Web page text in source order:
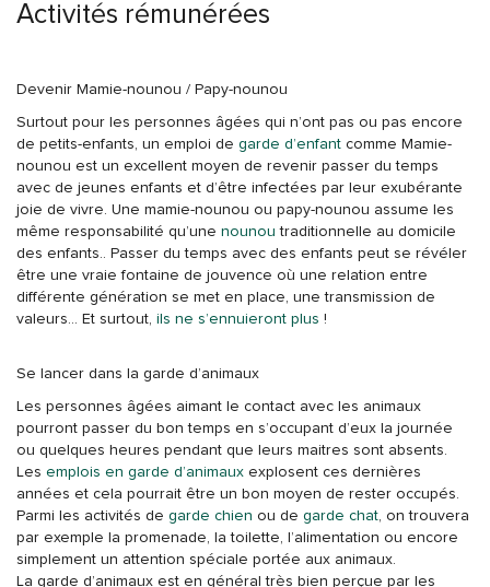
Activités rémunérées
Devenir Mamie-nounou / Papy-nounou
Surtout pour les personnes âgées qui n’ont pas ou pas encore
de petits-enfants, un emploi de garde d’enfant comme Mamie-
nounou est un excellent moyen de revenir passer du temps
avec de jeunes enfants et d’être infectées par leur exubérante
joie de vivre. Une mamie-nounou ou papy-nounou assume les
même responsabilité qu’une nounou traditionnelle au domicile
des enfants.. Passer du temps avec des enfants peut se révéler
être une vraie fontaine de jouvence où une relation entre
différente génération se met en place, une transmission de
valeurs… Et surtout, ils ne s’ennuieront plus !
Se lancer dans la garde d’animaux
Les personnes âgées aimant le contact avec les animaux
pourront passer du bon temps en s’occupant d’eux la journée
ou quelques heures pendant que leurs maitres sont absents.
Les emplois en garde d’animaux explosent ces dernières
années et cela pourrait être un bon moyen de rester occupés.
Parmi les activités de garde chien ou de garde chat, on trouvera
par exemple la promenade, la toilette, l’alimentation ou encore
simplement un attention spéciale portée aux animaux.
La garde d’animaux est en général très bien perçue par les